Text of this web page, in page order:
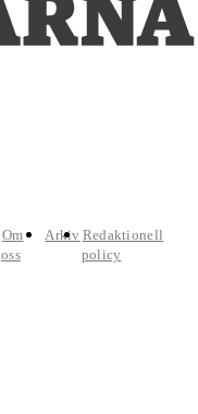
Om
oss
Arkiv Redaktionell
policy